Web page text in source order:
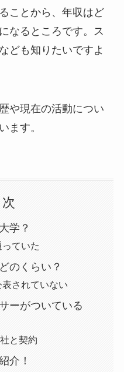
ことから、年収はど
なるところです。ス
ども知りたいですよ
や現在の活動につい
ます。
次
学？
ていた
のくらい？
されていない
ーがついている
と契約
介！